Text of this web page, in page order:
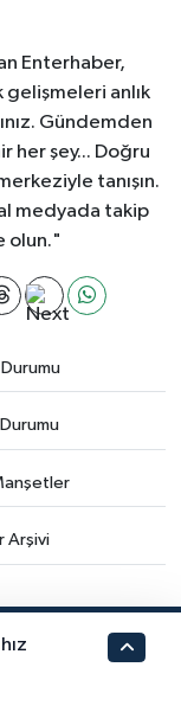
Enterhaber,
anlık
Gündemden
her şey... Doğru
tanışın.
medyada takip
olun."
Arşivi
SİYASET